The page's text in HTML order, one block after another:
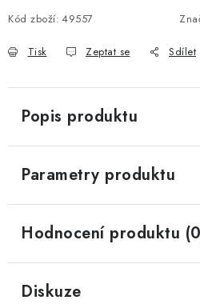
Kód zboží: 49557
Tisk Zeptat se Sdílet
Popis produktu
Parametry produktu
Hodnocení produktu
Diskuze